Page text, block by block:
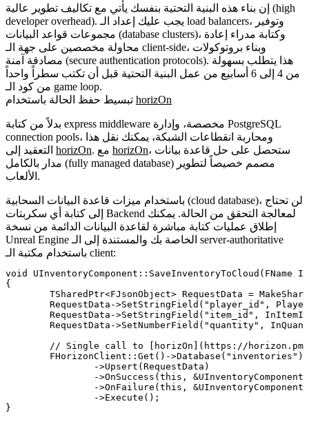
إن بناء هذه البنية التحتية بنفسك يأتي مع تكاليف تطوير عالية (high
developer overhead). يجب عليك إعداد الـ load balancers، وتوفير
مجموعات قواعد البيانات (database clusters)، وكتابة مدراء إعادة
محاولة مخصصين على جهة الـ client-side، وبناء بروتوكولات
مصادقة آمنة (secure authentication protocols). هذا يتطلب بسهولة
من 4 إلى 6 أسابيع من عمل البنية التحتية قبل أن تكتب سطراً واحداً
من كود الـ game loop.
horizOn
بدلاً من كتابة express middleware مخصصة، وإدارة PostgreSQL
connection pools، ومحاربة انقطاعات الشبكة، يمكنك نقل هذا
horizOn horizOn، ستحصل على حل قاعدة بيانات
مدار بالكامل (fully managed database) مصمم خصيصاً لتطوير
الألعاب.
باستخدام ميزات قاعدة البيانات السحابية (cloud database)، لن تحتاج
إلى كتابة أي سكربتات Backend لمعالجة التحقق من الحالة. يمكنك
إطلاق عمليات كتابة مباشرة لقاعدة البيانات الدائمة من نسخة
Unreal Engine الخاصة بك والمستندة إلى الـ server-authoritative
باستخدام مكتبة الـ client:
void
{